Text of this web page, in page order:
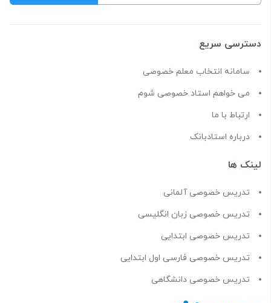
دسترسی سریع
سامانه انتخاب معلم خصوصی
می خواهم استاد خصوصی شوم
ارتباط با ما
درباره استادبانک
لینک ها
تدریس خصوصی آلمانی
تدریس خصوصی زبان انگلیسی
تدریس خصوصی ابتدایی
تدریس خصوصی فارسی اول ابتدایی
تدریس خصوصی دانشگاهی